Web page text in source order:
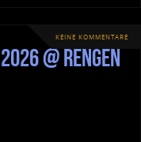
KEINE KOMMENTARE
@ Rengen